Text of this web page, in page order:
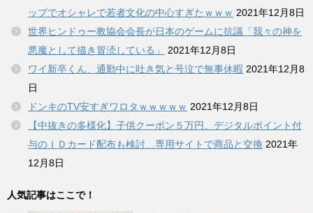
ップでオシャレで若者文化の中心すぎたｗｗｗ 2021年12月8日
世界ヒンドゥー教協会会長が日本のゲームに抗議「我々の神を
悪魔として描き冒涜している」
2021年12月8日
ワイ新卒くん、通勤中に吐き気と号泣で無事休暇 2021年12月8
日
ドンキのTV安すぎワロタｗｗｗｗｗ 2021年12月8日
【中抜きの多様化】子供クーポン５万円、デジタルポイント付
与のＩＤカード配布も検討…専用サイトで商品と交換 2021年
12月8日
人気記事はここで！